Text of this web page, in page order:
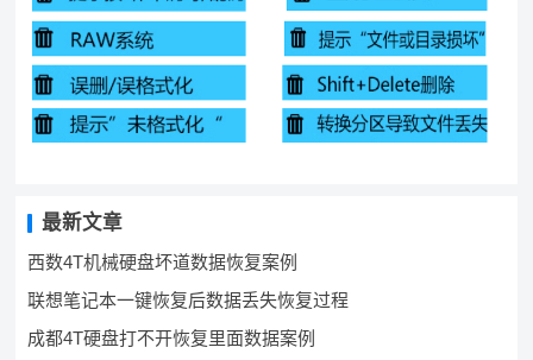
最新文章
西数4T机械硬盘坏道数据恢复案例
联想笔记本一键恢复后数据丢失恢复过程
成都4T硬盘打不开恢复里面数据案例